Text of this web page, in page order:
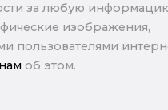
за любую
изображения,
пользователями
об этом.